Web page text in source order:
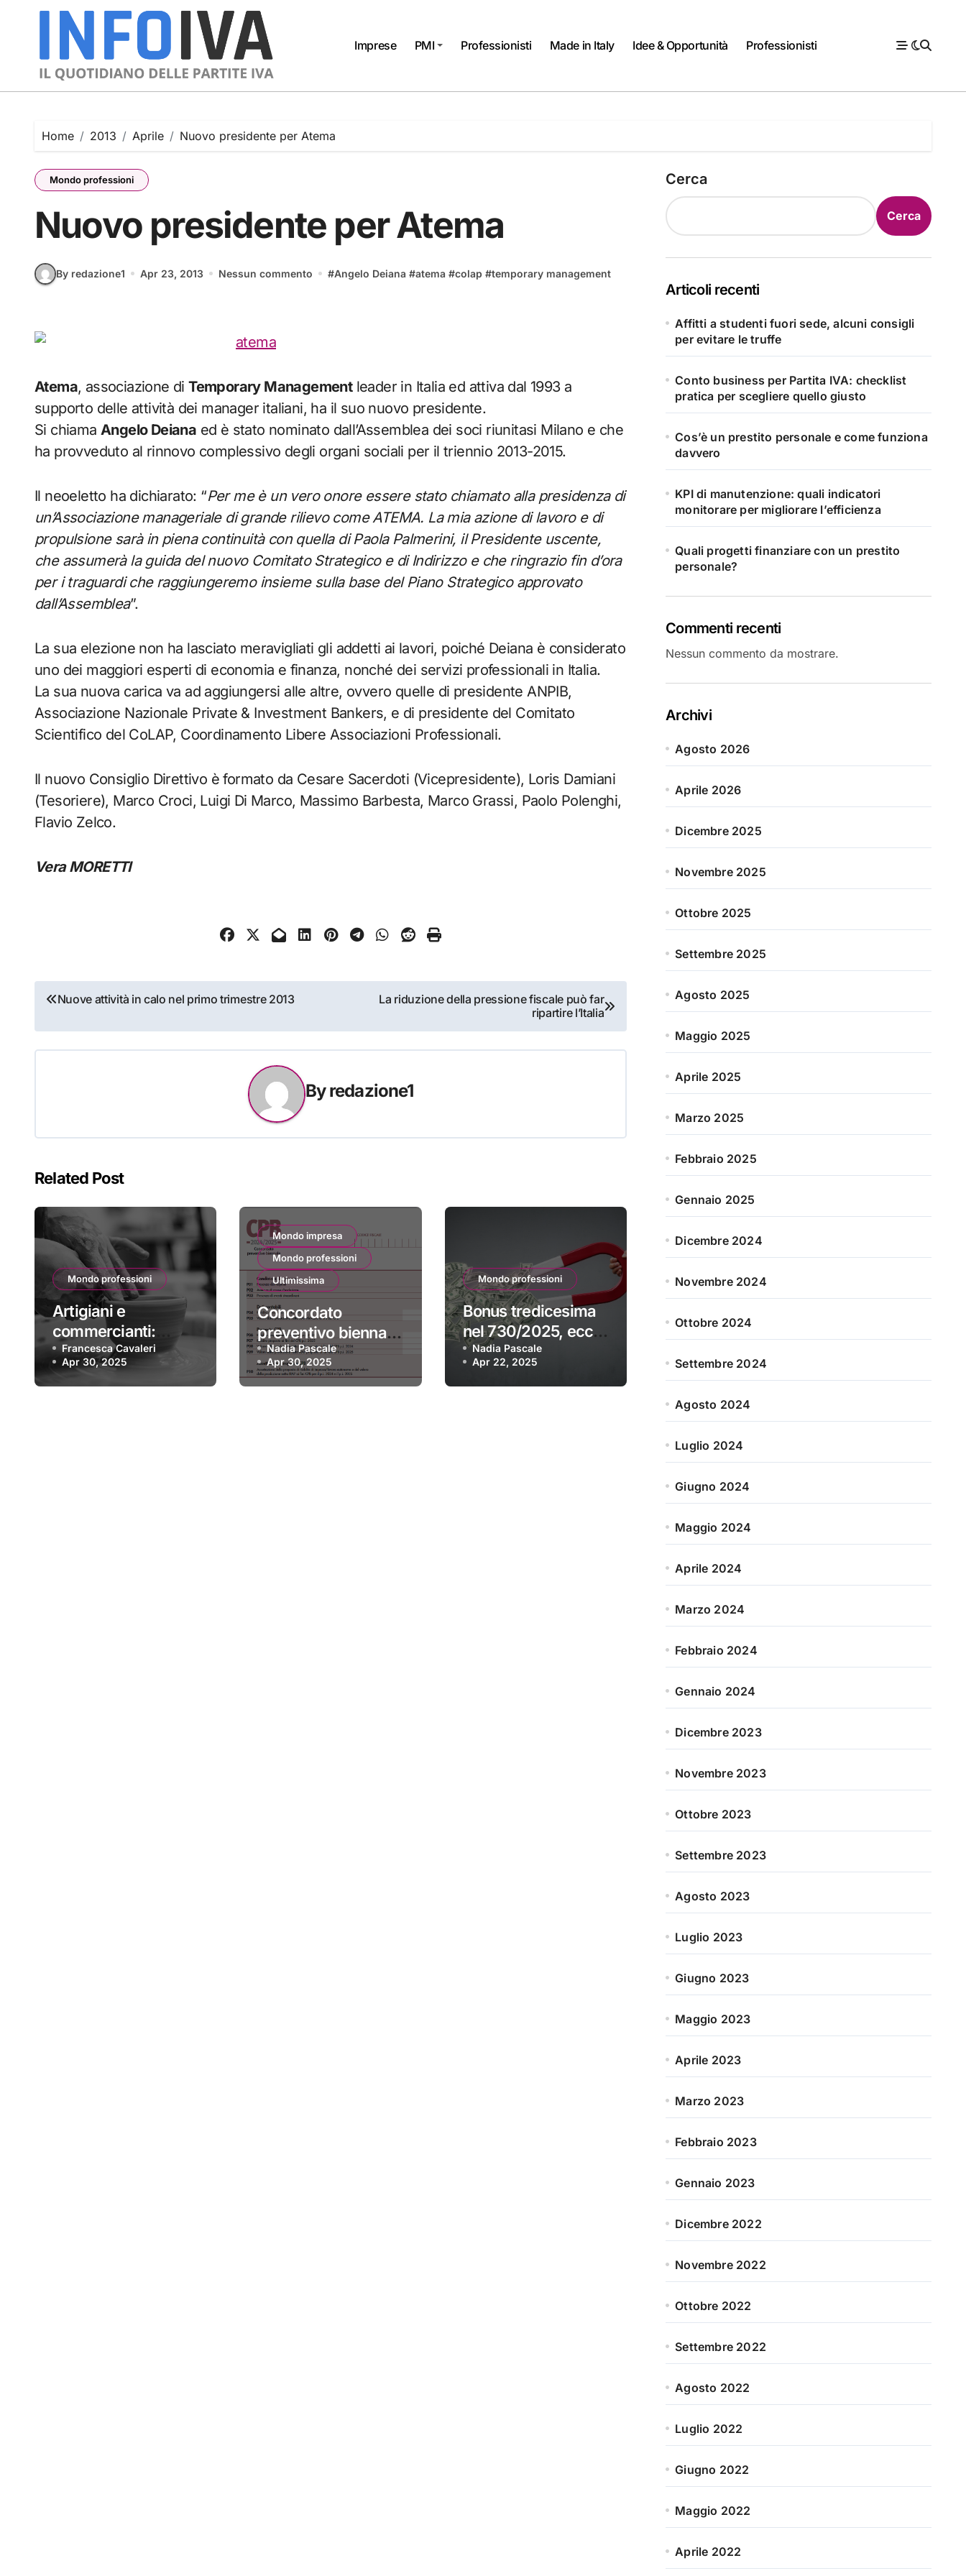
Imprese PMI Professionisti Made in Italy Idee & Opportunità Professionisti
Home 2013 Aprile Nuovo presidente per Atema
Mondo professioni
Nuovo presidente per Atema
By redazione1 Apr 23, 2013 Nessun commento #Angelo Deiana #atema #colap #temporary management
Atema, associazione diTemporary Managementleader in Italia ed attiva dal 1993 a
supporto delle attività dei manager italiani, ha il suo nuovo presidente.
Si chiama Angelo Deiana ed è stato nominato dall’Assemblea dei soci riunitasi Milano e che
ha provveduto al rinnovo complessivo degli organi sociali per il triennio 2013-2015.
Il neoeletto ha dichiarato: “Per me è un vero onore essere stato chiamato alla presidenza di
un’Associazione manageriale di grande rilievo come ATEMA. La mia azione di lavoro e di
propulsione sarà in piena continuità con quella di Paola Palmerini, il Presidente uscente,
che assumerà la guida del nuovo Comitato Strategico e di Indirizzo e che ringrazio fin d’ora
per i traguardi che raggiungeremo insieme sulla base del Piano Strategico approvato
dall’Assemblea”.
La sua elezione non ha lasciato meravigliati gli addetti ai lavori, poiché Deiana è considerato
uno dei maggiori esperti di economia e finanza, nonché dei servizi professionali in Italia.
La sua nuova carica va ad aggiungersi alle altre, ovvero quelle di presidente ANPIB,
Associazione Nazionale Private & Investment Bankers, e di presidente del Comitato
Scientifico del CoLAP, Coordinamento Libere Associazioni Professionali.
Il nuovo Consiglio Direttivo è formato da Cesare Sacerdoti (Vicepresidente), Loris Damiani
(Tesoriere), Marco Croci, Luigi Di Marco, Massimo Barbesta, Marco Grassi, Paolo Polenghi,
Flavio Zelco.
Vera MORETTI
Navigazione
articoli
Nuove attività in calo nel primo trimestre 2013
La riduzione della pressione fiscale può far
ripartire l’Italia
Byredazione1
Related Post
Mondo professioni
Artigiani e
commercianti:
riduzione
contributiva ai nuovi
iscritti
Francesca Cavaleri
Apr 30, 2025
Mondo impresa
Mondo professioni
Ultimissima
Concordato
preventivo biennale,
adesione e revoca.
Istruzioni
Nadia Pascale
Apr 30, 2025
Mondo professioni
Bonus tredicesima
nel 730/2025, ecco
come recuperarlo
Nadia Pascale
Apr 22, 2025
Cerca
Cerca
Articoli recenti
Affitti a studenti fuori sede, alcuni consigli
per evitare le truffe
Conto business per Partita IVA: checklist
pratica per scegliere quello giusto
Cos’è un prestito personale e come funziona
davvero
KPI di manutenzione: quali indicatori
monitorare per migliorare l’efficienza
Quali progetti finanziare con un prestito
personale?
Commenti recenti
Nessun commento da mostrare.
Archivi
Agosto 2026
Aprile 2026
Dicembre 2025
Novembre 2025
Ottobre 2025
Settembre 2025
Agosto 2025
Maggio 2025
Aprile 2025
Marzo 2025
Febbraio 2025
Gennaio 2025
Dicembre 2024
Novembre 2024
Ottobre 2024
Settembre 2024
Agosto 2024
Luglio 2024
Giugno 2024
Maggio 2024
Aprile 2024
Marzo 2024
Febbraio 2024
Gennaio 2024
Dicembre 2023
Novembre 2023
Ottobre 2023
Settembre 2023
Agosto 2023
Luglio 2023
Giugno 2023
Maggio 2023
Aprile 2023
Marzo 2023
Febbraio 2023
Gennaio 2023
Dicembre 2022
Novembre 2022
Ottobre 2022
Settembre 2022
Agosto 2022
Luglio 2022
Giugno 2022
Maggio 2022
Aprile 2022